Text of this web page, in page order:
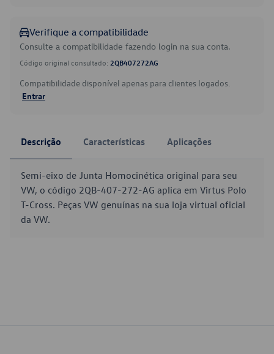
Verifique a compatibilidade
Consulte a compatibilidade fazendo login na sua conta.
Código original consultado: 2QB407272AG
Compatibilidade disponível apenas para clientes logados.
Entrar
Descrição Características Aplicações
Semi-eixo de Junta Homocinética original para seu
VW, o código 2QB-407-272-AG aplica em Virtus Polo
T-Cross. Peças VW genuínas na sua loja virtual oficial
da VW.